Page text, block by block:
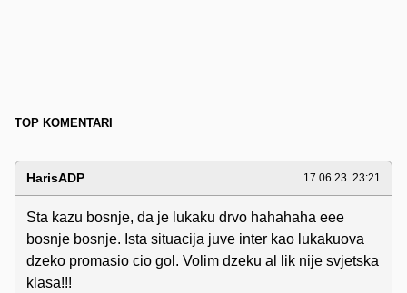
TOP KOMENTARI
HarisADP 17.06.23. 23:21
Sta kazu bosnje, da je lukaku drvo hahahaha eee
bosnje bosnje. Ista situacija juve inter kao lukakuova
dzeko promasio cio gol. Volim dzeku al lik nije svjetska
klasa!!!